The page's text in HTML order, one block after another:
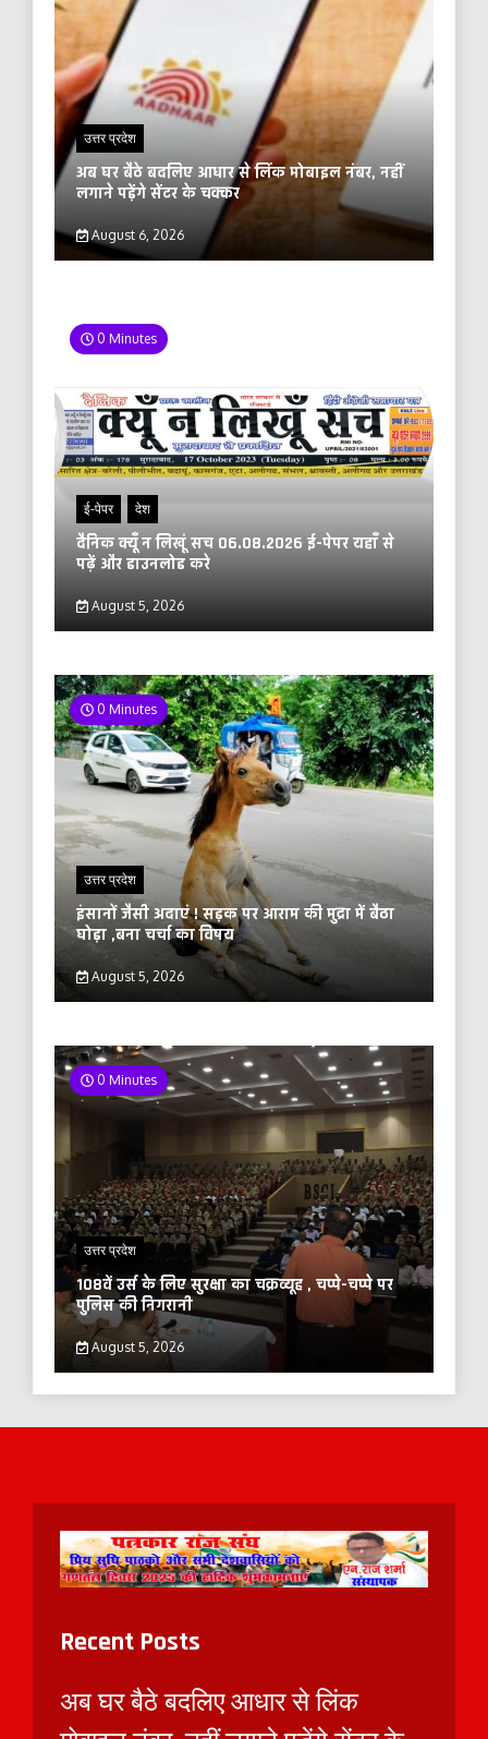
उत्तर प्रदेश
अब घर बैठे बदलिए आधार से लिंक मोबाइल नंबर, नहीं
लगाने पड़ेंगे सेंटर के चक्कर
August 6, 2026
0 Minutes
ई-पेपर देश
दैनिक क्यूँ न लिखूं सच 06.08.2026 ई-पेपर यहाँ से
पढ़ें और डाउनलोड करे
August 5, 2026
0 Minutes
उत्तर प्रदेश
इंसानों जैसी अदाएं ! सड़क पर आराम की मुद्रा में बैठा
घोड़ा ,बना चर्चा का विषय
August 5, 2026
0 Minutes
उत्तर प्रदेश
108वें उर्स के लिए सुरक्षा का चक्रव्यूह , चप्पे-चप्पे पर
पुलिस की निगरानी
August 5, 2026
Recent Posts
अब घर बैठे बदलिए आधार से लिंक